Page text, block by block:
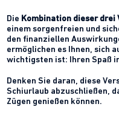
Die Kombination dieser drei
einem sorgenfreien und
den finanziellen
ermöglichen es Ihnen, sich
wichtigsten ist: Ihren Spaß
Denken Sie daran, diese
Schiurlaub abzuschließen,
Zügen genießen können.